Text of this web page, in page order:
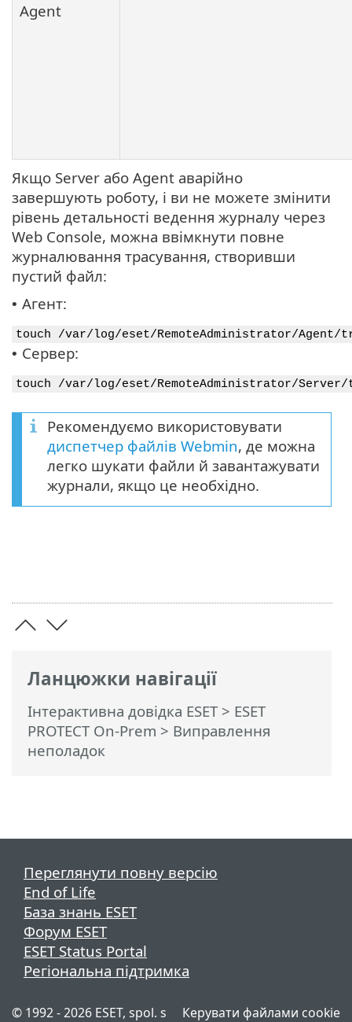
Ланцюжки навігації
Інтерактивна довідка ESET> ESET
PROTECT On-Prem > Виправлення
неполадок
Agent
Якщо Server або Agent аварійно
завершують роботу, і ви не можете змінити
рівень детальності ведення журналу через
Web Console, можна ввімкнути повне
журналювання трасування, створивши
пустий файл:
• Агент:
touch /var/log/eset/RemoteAdministrator/Agent/
• Сервер:
touch /var/log/eset/RemoteAdministrator/
Рекомендуємо використовувати
диспетчер файлів Webmin, де можна
легко шукати файли й завантажувати
журнали, якщо це необхідно.
Переглянути повну версію
End of Life
База знань ESET
Форум ESET
ESET Status Portal
Регіональна підтримка
© 1992 - 2026 ESET, spol. s
Керувати файлами cookie